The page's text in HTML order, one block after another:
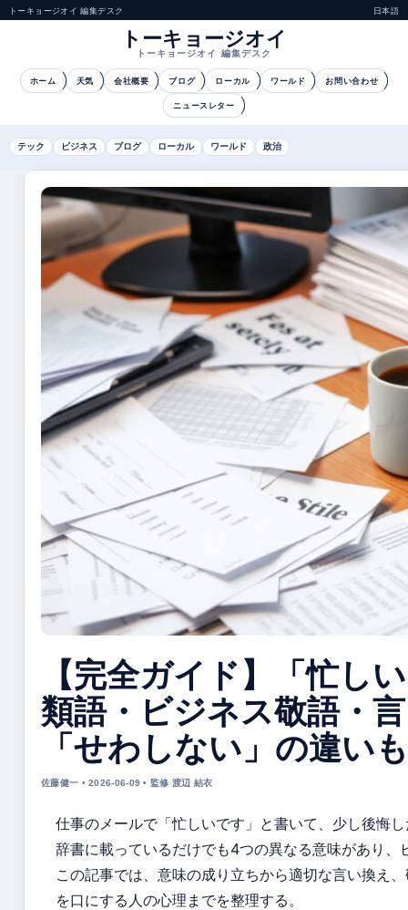
トーキョージオイ 編集デスク 日本語
トーキョージオイ
トーキョージオイ 編集デスク
ホーム 天気 会社概要 ブログ ローカル ワールド お問い合わせ
ニュースレター
テック ビジネス ブログ ローカル ワールド 政治
【完全ガイド】「忙し
類語・ビジネス敬語・
「せわしない」の違い
佐藤健一 • 2026-06-09 • 監修 渡辺 結衣
仕事のメールで「忙しいです」と書いて、少し後悔
辞書に載っているだけでも4つの異なる意味があり
この記事では、意味の成り立ちから適切な言い換え
を口にする人の心理までを整理する。